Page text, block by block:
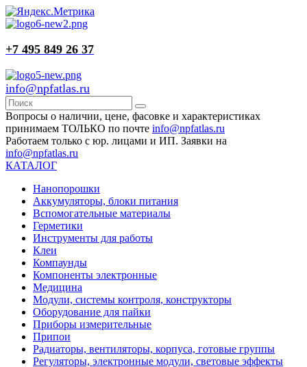
+7 495 849 26 37
info@npfatlas.ru
Вопросы о наличии, цене, фасовке и характеристиках
принимаем ТОЛЬКО по почте info@npfatlas.ru
Работаем только с юр. лицами и ИП. Заявки на
info@npfatlas.ru
КАТАЛОГ
Нанопорошки
Аккумуляторы, блоки питания
Вспомогательные материалы
Герметики
Инструменты для работы
Клеи
Компаунды
Компоненты электронные
Медицина
Модули, системы контроля, конструкторы
Оборудование для пайки
Приборы измерительные
Припои
Радиаторы, вентиляторы, корпуса, готовые группы
Регуляторы, электронные модули, световые эффекты